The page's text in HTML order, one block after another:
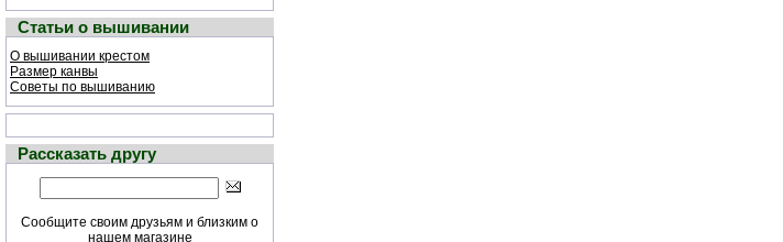
Статьи о вышивании
О вышивании крестом
Размер канвы
Советы по вышиванию
Рассказать другу
Сообщите своим друзьям и близким о
нашем магазине